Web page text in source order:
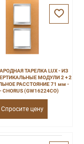
ТАРЕЛКА LUX - ИЗ
МОДУЛИ 2 + 2
РАССТОЯНИЕ 71 мм -
CHORUS (GW16224CO)
Спросите цену